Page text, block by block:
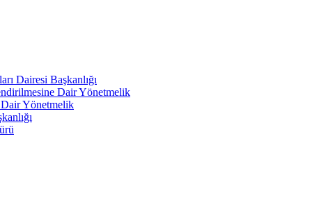
Dairesi Başkanlığı
Dair Yönetmelik
Dair Yönetmelik